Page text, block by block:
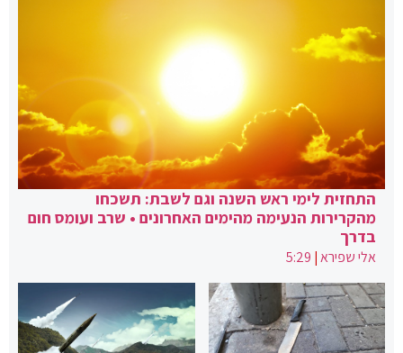
התחזית לימי ראש השנה וגם לשבת: תשכחו
מהקרירות הנעימה מהימים האחרונים • שרב ועומס חום
בדרך
אלי שפירא|
5:29